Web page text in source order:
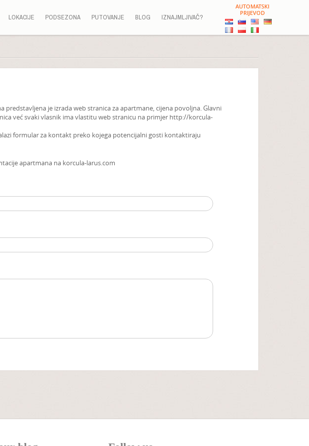
AUTOMATSKI
PRIJEVOD
LOKACIJE PODSEZONA PUTOVANJE BLOG IZNAJMLJIVAČ?
je izrada web stranica za apartmane, cijena povoljna. Glavni
već svaki vlasnik ima vlastitu web stranicu na primjer http://korcula-
formular za kontakt preko kojega potencijalni gosti kontaktiraju
apartmana na korcula-larus.com